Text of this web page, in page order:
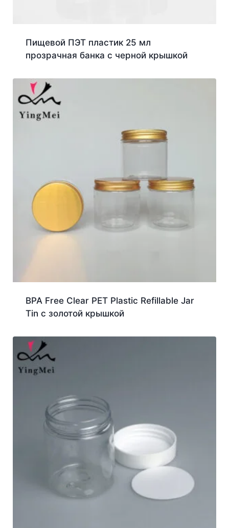
Пищевой ПЭТ пластик 25 мл
прозрачная банка с черной крышкой
BPA Free Clear PET Plastic Refillable Jar
Tin с золотой крышкой